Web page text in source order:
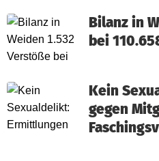
Bilanz in
bei
Kein
gegen